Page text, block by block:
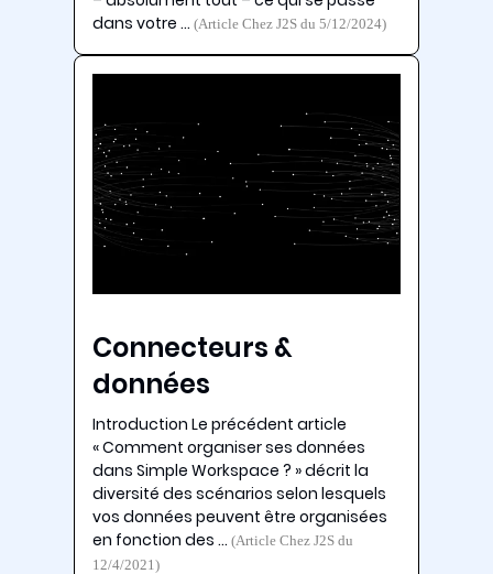
dans votre …(Article Chez J2S du 5/12/2024)
Connecteurs &
données
Introduction Le précédent article
« Comment organiser ses données
dans Simple Workspace ? » décrit la
diversité des scénarios selon lesquels
vos données peuvent être organisées
en fonction des …(Article Chez J2S du
12/4/2021)